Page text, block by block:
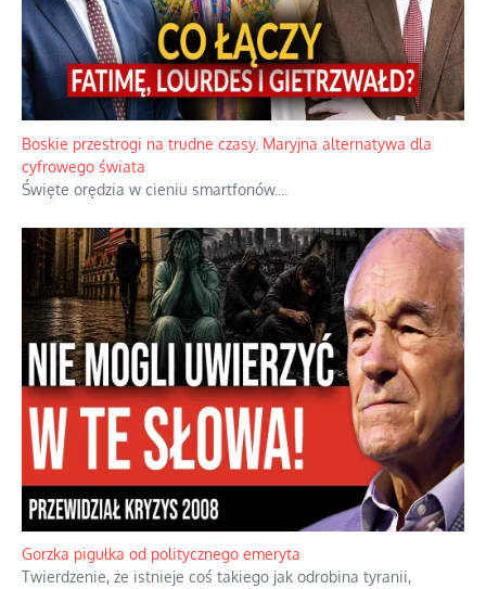
Boskie przestrogi na trudne czasy. Maryjna alternatywa dla
cyfrowego świata
Święte orędzia w cieniu smartfonów.
Gorzka pigułka od politycznego emeryta
Twierdzenie, że istnieje coś takiego jak odrobina tyranii,